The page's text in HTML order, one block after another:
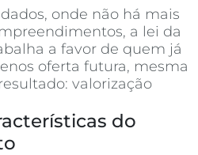
onde não há mais
a lei da
a favor de quem já
oferta futura, mesma
valorização
do